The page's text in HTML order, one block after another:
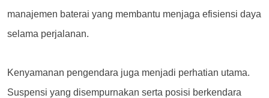
manajemen baterai yang membantu menjaga efisiensi daya
selama perjalanan.
Kenyamanan pengendara juga menjadi perhatian utama.
Suspensi yang disempurnakan serta posisi berkendara